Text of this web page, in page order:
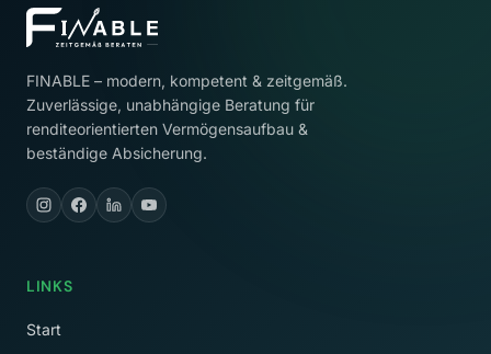
FINABLE – modern, kompetent & zeitgemäß.
Zuverlässige, unabhängige Beratung für
renditeorientierten Vermögensaufbau &
beständige Absicherung.
LINKS
Start